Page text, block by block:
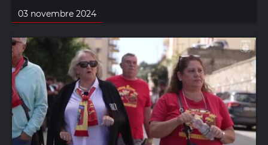
03 novembre 2024